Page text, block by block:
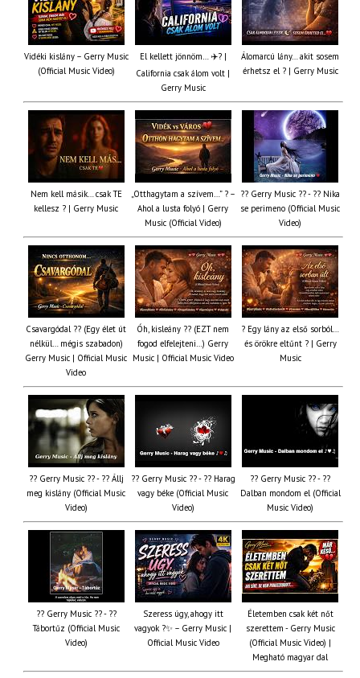
Vidéki kislány – Gerry Music
(Official Music Video)
El kellett jönnöm… ✈️? |
California csak álom volt |
Gerry Music
Álomarcú lány… akit sosem
érhetsz el ? | Gerry Music
Nem kell másik… csak TE
kellesz ? | Gerry Music
„Otthagytam a szívem…” ? –
Ahol a lusta folyó | Gerry
Music (Official Video)
?? Gerry Music ?? - ?? Nika
se perimeno (Official Music
Video)
Csavargódal ?? (Egy élet út
nélkül… mégis szabadon)
Gerry Music | Official Music
Video
Óh, kisleány ?? (EZT nem
fogod elfelejteni…) Gerry
Music | Official Music Video
? Egy lány az első sorból…
és örökre eltűnt ? | Gerry
Music
?? Gerry Music ?? - ?? Állj
meg kislány (Official Music
Video)
?? Gerry Music ?? - ?? Harag
vagy béke (Official Music
Video)
?? Gerry Music ?? - ??
Dalban mondom el (Official
Music Video)
?? Gerry Music ?? - ??
Tábortűz (Official Music
Video)
Szeress úgy, ahogy itt
vagyok ?✨ – Gerry Music |
Official Music Video
Életemben csak két nőt
szerettem - Gerry Music
(Official Music Video) |
Megható magyar dal